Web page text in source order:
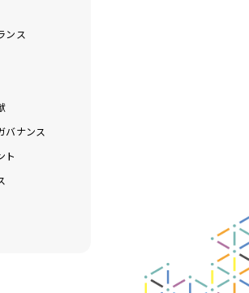
ンス
バナンス
ト